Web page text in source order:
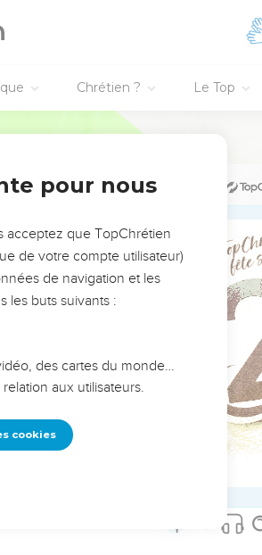
Chrétien ? Le Top
3
5
7
9
10
11
Literature and Logos Bible Software - sblgnt.com
pour nous
acceptez que TopChrétien
de votre compte utilisateur)
de navigation et les
les buts suivants :
des cartes du monde…
aux utilisateurs.
cookies